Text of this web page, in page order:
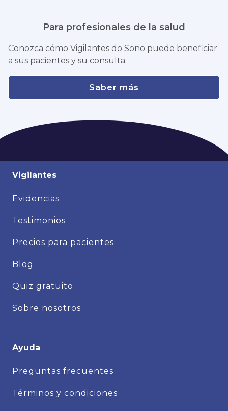
Para profesionales de la salud
Conozca cómo Vigilantes do Sono puede beneficiar
a sus pacientes y su consulta.
Saber más
Vigilantes
Evidencias
Testimonios
Precios para pacientes
Blog
Quiz gratuito
Sobre nosotros
Ayuda
Preguntas frecuentes
Términos y condiciones